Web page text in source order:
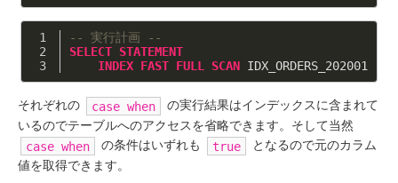
-- 実行計画 --
SELECT STATEMENT
INDEX FAST FULL SCAN IDX_ORDERS_202001
それぞれの case when
の実行結果はインデックスに含まれて
いるのでテーブルへのアクセスを省略できます。そして当然
case when
の条件はいずれも true
となるので元のカラム
値を取得できます。